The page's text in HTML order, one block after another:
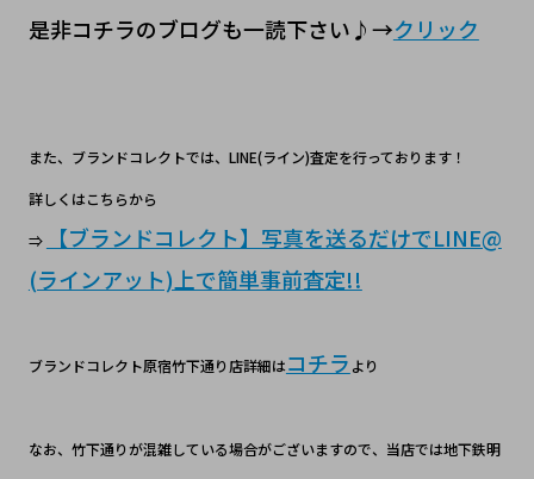
是非コチラのブログも一読下さい♪→クリック
また、ブランドコレクトでは、LINE(ライン)査定を行っております！
詳しくはこちらから
⇒
【ブランドコレクト】写真を送るだけでLINE@
(ラインアット)上で簡単事前査定!!
ブランドコレクト原宿竹下通り店詳細はコチラ より
なお、竹下通りが混雑している場合がございますので、当店では地下鉄明